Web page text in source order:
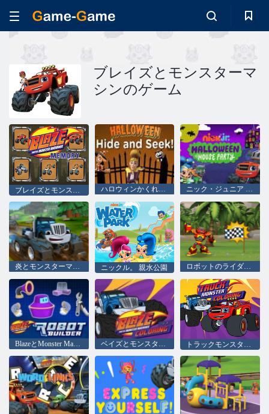
ブレイズとモンスターマ
シンのゲーム
ブレイズとモンスターマシンの記憶 ハロウィンかくれんぼ ニック・ジュニア ハロウィンハウスパーティー
炎とモンスターマシンマッドマウンテンレスキュー ニックル。 親水公園 ロボットのライダーはコードを学ぶ
BlazeとMonster Machines Robot Builder ベイズとモンスターマシンぬりえ トラックモンスターぬりえ